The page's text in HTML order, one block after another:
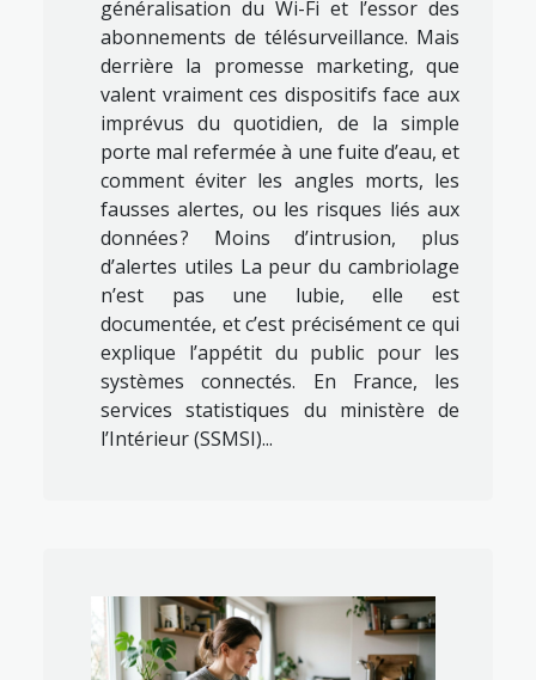
généralisation du Wi-Fi et l’essor des
abonnements de télésurveillance. Mais
derrière la promesse marketing, que
valent vraiment ces dispositifs face aux
imprévus du quotidien, de la simple
porte mal refermée à une fuite d’eau, et
comment éviter les angles morts, les
fausses alertes, ou les risques liés aux
données ? Moins d’intrusion, plus
d’alertes utiles La peur du cambriolage
n’est pas une lubie, elle est
documentée, et c’est précisément ce qui
explique l’appétit du public pour les
systèmes connectés. En France, les
services statistiques du ministère de
l’Intérieur (SSMSI)...